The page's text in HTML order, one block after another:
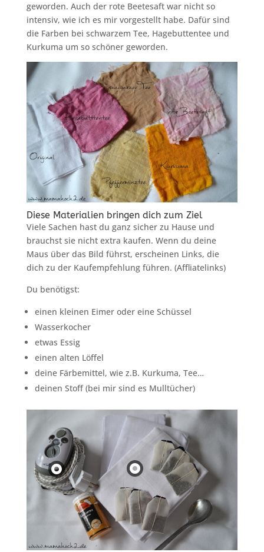
geworden. Auch der rote Beetesaft war nicht so
intensiv, wie ich es mir vorgestellt habe. Dafür sind
die Farben bei schwarzem Tee, Hagebuttentee und
Kurkuma um so schöner geworden.
Diese Materialien bringen dich zum Ziel
Viele Sachen hast du ganz sicher zu Hause und
brauchst sie nicht extra kaufen. Wenn du deine
Maus über das Bild führst, erscheinen Links, die
dich zu der Kaufempfehlung führen. (Affliatelinks)
Du benötigst:
einen kleinen Eimer oder eine Schüssel
Wasserkocher
etwas Essig
einen alten Löffel
deine Färbemittel, wie z.B. Kurkuma, Tee…
deinen Stoff (bei mir sind es Mulltücher)